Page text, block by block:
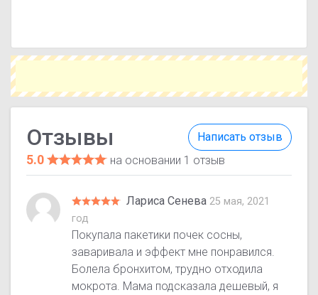
Написать отзыв
Отзывы
5.0 на основании 1 отзыв
Лариса Сенева 25 мая, 2021
год
Покупала пакетики почек сосны,
заваривала и эффект мне понравился.
Болела бронхитом, трудно отходила
мокрота. Мама подсказала дешевый, я